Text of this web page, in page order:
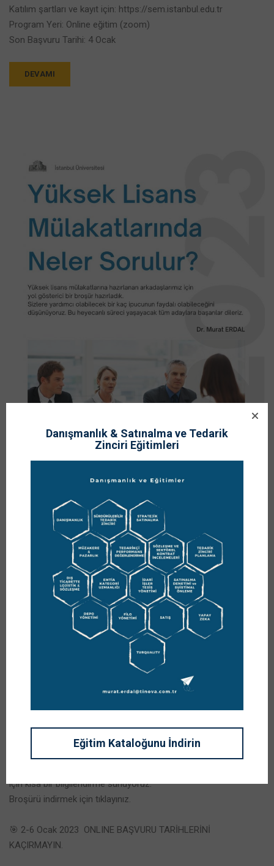
Katılım şartları ve kayıt için: https://sem.istanbul.edu.tr
Program Yeri: Online eğitim (zoom)
Son Başvuru Tarihi: 4 Ocak
DEVAMI
04
Yüksek Lisans
Mülakatlarında Neler
Sorulur?
BLOG,DERSLER,DUYURULAR
0 YORUM
Yüksek Lisans Mülakatlarında Neler Sorulur?
Günlük konuşma diliyle hazırladık. Bakalım beğenecek misiniz?
için kısa bir bilgilendirme sunuyoruz.
Broşürü indirmek için tıklayınız.
🎯 2-6 Ocak 2023 ONLINE BAŞVURU TARİHLERİNİ
KAÇIRMAYIN.
Danışmanlık & Satınalma ve Tedarik
Zinciri Eğitimleri
Eğitim Kataloğunu İndirin